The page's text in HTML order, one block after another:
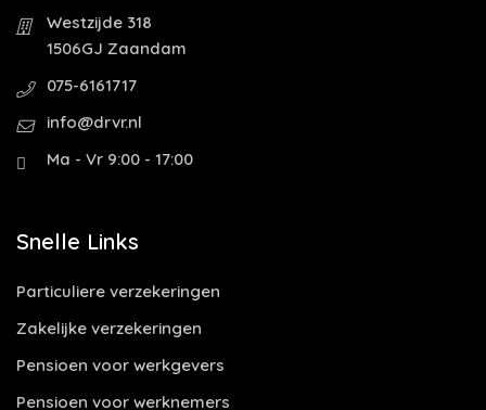
Westzijde 318
1506GJ Zaandam
075-6161717
info@drvr.nl
Ma - Vr 9:00 - 17:00
Snelle Links
Particuliere verzekeringen
Zakelijke verzekeringen
Pensioen voor werkgevers
Pensioen voor werknemers